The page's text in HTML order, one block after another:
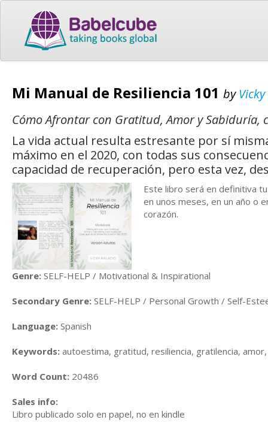
Mi Manual de Resiliencia 101 by
Cómo Afrontar con Gratitud, Amor y Sabiduría,
La vida actual resulta estresante por sí
máximo en el 2020, con todas sus
capacidad de recuperación, pero esta vez,
Este libro será en definitiva
en unos meses, en un año o
corazón.
Genre: SELF-HELP / Motivational & Inspirational
Secondary Genre: SELF-HELP / Personal Growth / Self-
Language: Spanish
Keywords: autoestima, gratitud, resiliencia, gratilencia,
Word Count: 20486
Sales info:
Libro publicado solo en papel, no en kindle